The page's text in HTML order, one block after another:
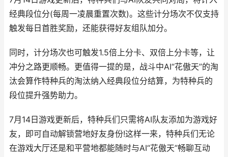
经典段位分(每周一凌晨重置次数)。这些计分场次不仅支持
触发每日首胜奖励，还能获得好友组队加分。
同时，计分场次也可触发1.5倍上分卡、双倍上分卡等，让
冲分之路更顺畅。更值得一提的是，战斗中AI“花傲天”的淘
汰会算作特种兵的淘汰纳入经典段位分结算，为特种兵的
段位提升强势助力。
7月14日游戏更新后，特种兵们只需将AI队友添加为游戏好
友，即可自动解锁营地好友身份!这样一来，特种兵们无论
在游戏大厅还是和平营地都能随时与AI“花傲天”畅聊互动